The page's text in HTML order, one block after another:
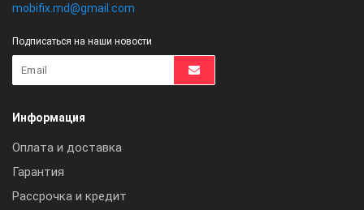
mobifix.md@gmail.com
Подписаться на наши новости
Информация
Оплата и доставка
Гарантия
Рассрочка и кредит